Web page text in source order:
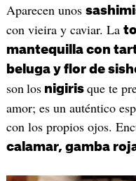
Aparecen unos
con vieira y caviar. La t
mantequilla con
beluga y flor de
sonlosnigiris que te
amor; es un auténtico
con los propios ojos.
calamar, gamba